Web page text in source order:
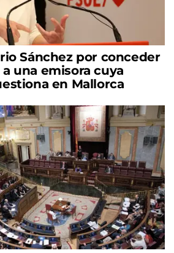
Sánchez por conceder
una emisora cuya
en Mallorca